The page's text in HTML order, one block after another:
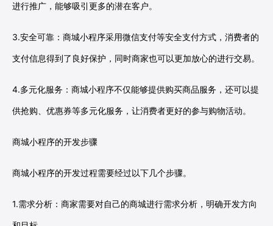
进行推广，能够吸引更多的潜在客户。
3.安全可靠：商城小程序采用微信支付等安全支付方式，消费者的
支付信息得到了良好保护，同时商家也可以更加放心的进行交易。
4.多元化服务：商城小程序不仅能够提供购买商品服务，还可以提
供抢购、优惠券等多元化服务，让消费者更好的参与购物活动。
商城小程序的开发步骤
商城小程序的开发过程需要经过以下几个步骤。
1.需求分析：商家需要对自己的商城进行需求分析，明确开发方向